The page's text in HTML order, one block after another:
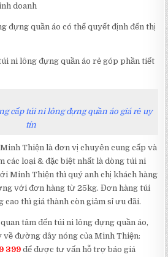
doanh
đựng quần áo có thể quyết định đến thị
ni lông đựng quần áo rẻ góp phần tiết
cấp túi ni lông đựng quần áo giá rẻ uy
tín
Thiện là đơn vị chuyên cung cấp và
các loại & đặc biệt nhất là dòng túi ni
Minh Thiện thì quý anh chị khách hàng
với đơn hàng từ 25kg. Đơn hàng túi
cao thì giá thành còn giảm sỉ ưu đãi.
tâm đến túi ni lông đựng quần áo,
đường dây nóng của Minh Thiện:
399 để được tư vấn hỗ trợ báo giá